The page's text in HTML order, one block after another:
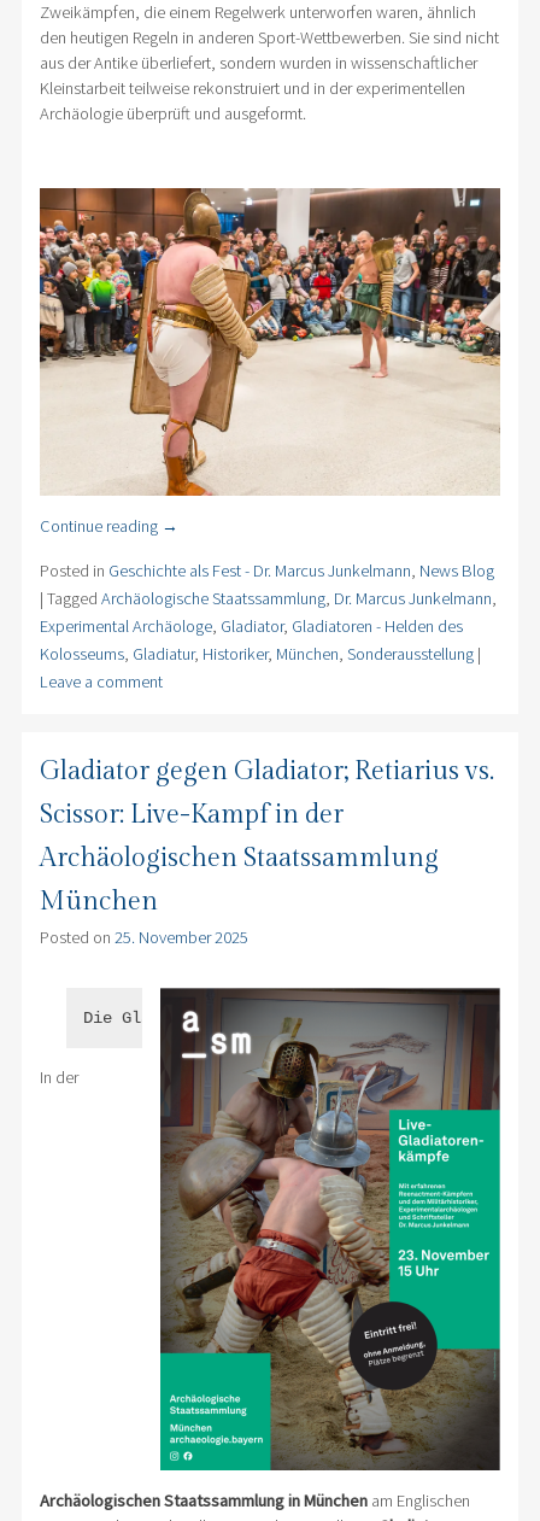
Zweikämpfen, die einem Regelwerk unterworfen waren, ähnlich
den heutigen Regeln in anderen Sport-Wettbewerben. Sie sind nicht
aus der Antike überliefert, sondern wurden in wissenschaftlicher
Kleinstarbeit teilweise rekonstruiert und in der experimentellen
Archäologie überprüft und ausgeformt.
Continue reading →
Posted in Geschichte als Fest - Dr. Marcus Junkelmann, News Blog
| Tagged Archäologische Staatssammlung, Dr. Marcus Junkelmann,
Experimental Archäologe, Gladiator, Gladiatoren - Helden des
Kolosseums, Gladiatur, Historiker, München, Sonderausstellung |
Leave a comment
Gladiator gegen Gladiator; Retiarius vs.
Scissor: Live-Kampf in der
Archäologischen Staatssammlung
München
Posted on 25. November 2025
Die Gladiatoren sind in München!
In der
Archäologischen Staatssammlung in Münchenam Englischen